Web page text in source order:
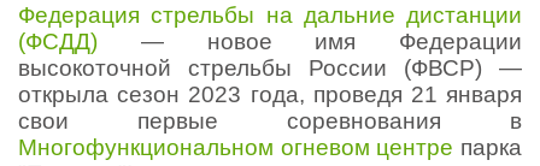
Федерация стрельбы на дальние дистанции
(ФСДД) — новое имя Федерации
высокоточной стрельбы России (ФВСР) —
открыла сезон 2023 года, проведя 21 января
свои первые соревнования в
Многофункциональном огневом центре парка